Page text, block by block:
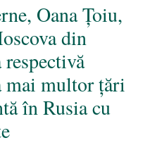
Oana Țoiu,
din
mai multor ţări
în Rusia cu